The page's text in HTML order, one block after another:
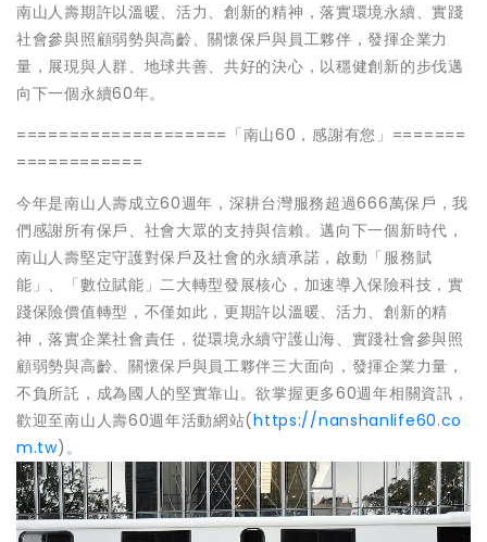
南山人壽期許以溫暖、活力、創新的精神，落實環境永續、實踐
社會參與照顧弱勢與高齡、關懷保戶與員工夥伴，發揮企業力
量，展現與人群、地球共善、共好的決心，以穩健創新的步伐邁
向下一個永續60年。
====================「南山60，感謝有您」=======
============
今年是南山人壽成立60週年，深耕台灣服務超過666萬保戶，我
們感謝所有保戶、社會大眾的支持與信賴。邁向下一個新時代，
南山人壽堅定守護對保戶及社會的永續承諾，啟動「服務賦
能」、「數位賦能」二大轉型發展核心，加速導入保險科技，實
踐保險價值轉型，不僅如此，更期許以溫暖、活力、創新的精
神，落實企業社會責任，從環境永續守護山海、實踐社會參與照
顧弱勢與高齡、關懷保戶與員工夥伴三大面向，發揮企業力量，
不負所託，成為國人的堅實靠山。欲掌握更多60週年相關資訊，
歡迎至南山人壽60週年活動網站(https://nanshanlife60.co
m.tw)。